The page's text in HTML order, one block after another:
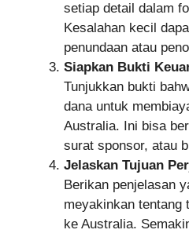
setiap detail dalam
Kesalahan kecil
penundaan atau
Siapkan Bukti
Tunjukkan bukti
dana untuk
Australia. Ini bisa
surat sponsor, atau
Jelaskan Tujuan
Berikan penjelasan
meyakinkan tentang
ke Australia.